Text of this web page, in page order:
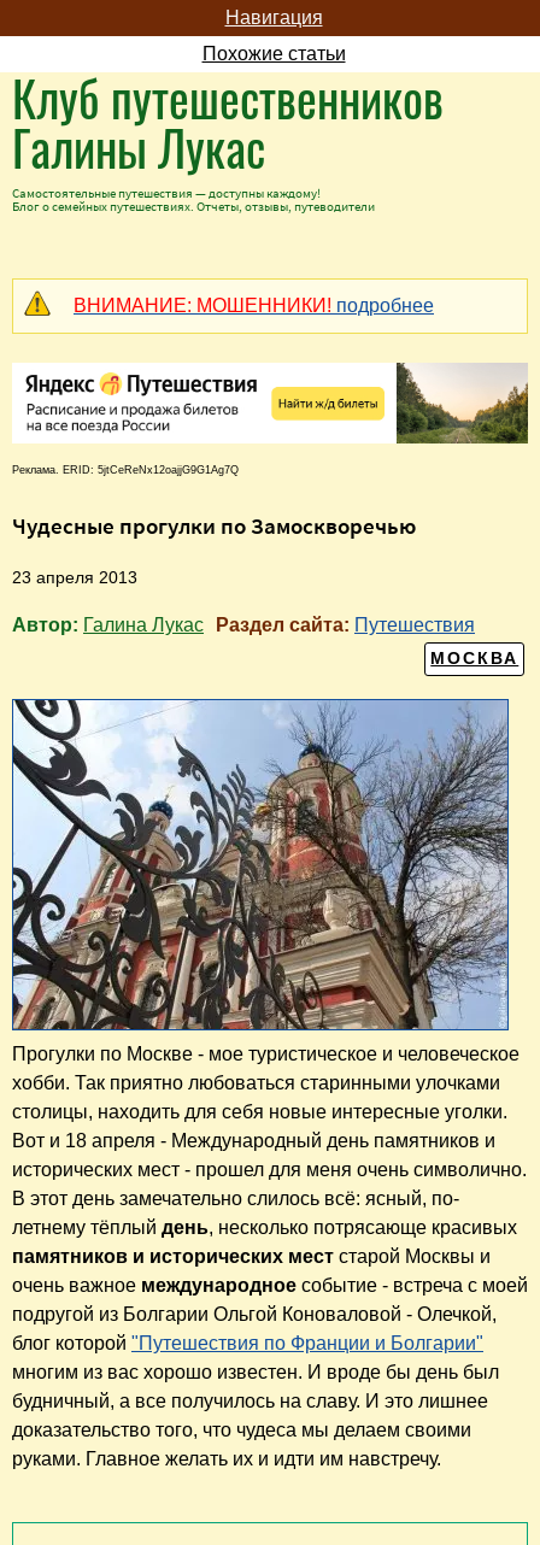
Навигация
Похожие статьи
Клуб путешественников
Галины Лукас
Самостоятельные путешествия — доступны каждому!
Блог о семейных путешествиях. Отчеты, отзывы, путеводители
ВНИМАНИЕ: МОШЕННИКИ! подробнее
Реклама. ERID: 5jtCeReNx12oajjG9G1Ag7Q
Чудесные прогулки по Замоскворечью
23 апреля 2013
Автор: Галина Лукас Раздел сайта: Путешествия
МОСКВА
Прогулки по Москве - мое туристическое и человеческое
хобби. Так приятно любоваться старинными улочками
столицы, находить для себя новые интересные уголки.
Вот и 18 апреля - Международный день памятников и
исторических мест - прошел для меня очень символично.
В этот день замечательно слилось всё: ясный, по-
летнему тёплый день, несколько потрясающе красивых
памятников и исторических мест старой Москвы и
очень важное международное событие - встреча с моей
подругой из Болгарии Ольгой Коноваловой - Олечкой,
блог которой "Путешествия по Франции и Болгарии"
многим из вас хорошо известен. И вроде бы день был
будничный, а все получилось на славу. И это лишнее
доказательство того, что чудеса мы делаем своими
руками. Главное желать их и идти им навстречу.